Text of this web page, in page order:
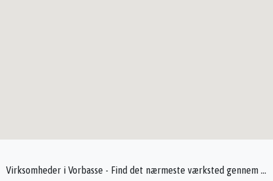
Virksomheder i Vorbasse - Find det nærmeste værksted gennem Seek4Cars